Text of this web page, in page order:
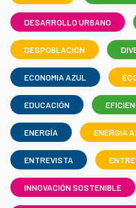
DESARROLLO URBANO
DESPOBLACIÓN
ECONOMIA AZUL
EDUCACIÓN
ENERGÍA ENERGIA
ENTREVISTA
INNOVACIÓN SOSTENIBLE